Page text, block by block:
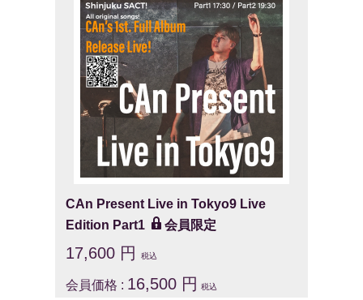
CAn Present Live in Tokyo9 Live
Edition Part1
会員限定
17,600 円税込
会員価格 : 16,500 円 税込